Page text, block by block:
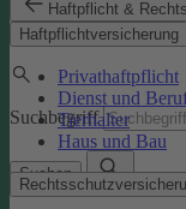
Haftpflicht &
Haftpflichtversicherung
Privathaftpflicht
Dienst und
Tierhalter
Haus und Bau
Finden Sie
Suchbegriff
Suchen